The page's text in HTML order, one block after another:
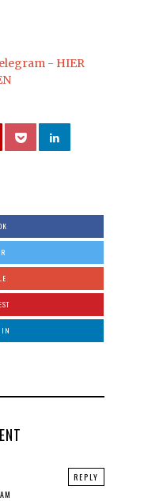
- HIER
REPLY